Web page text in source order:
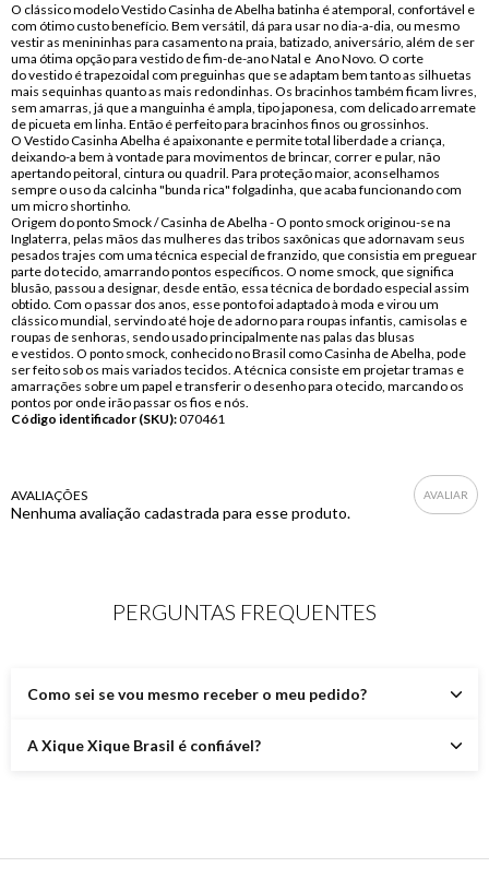
Código identificador (SKU):070461
O clássico modelo Vestido Casinha de Abelha batinha é atemporal, confortável e
com ótimo custo benefício. Bem versátil, dá para usar no dia-a-dia, ou mesmo
vestir as menininhas para casamento na praia, batizado, aniversário, além de ser
uma ótima opção para vestido de fim-de-ano Natal e Ano Novo. O corte
do vestido é trapezoidal com preguinhas que se adaptam bem tanto as silhuetas
mais sequinhas quanto as mais redondinhas. Os bracinhos também ficam livres,
sem amarras, já que a manguinha é ampla, tipo japonesa, com delicado arremate
de picueta em linha. Então é perfeito para bracinhos finos ou grossinhos.
O Vestido Casinha Abelha é apaixonante e permite total liberdade a criança,
deixando-a bem à vontade para movimentos de brincar, correr e pular, não
apertando peitoral, cintura ou quadril. Para proteção maior, aconselhamos
sempre o uso da calcinha "bunda rica" folgadinha, que acaba funcionando com
um micro shortinho.
Origem do ponto Smock / Casinha de Abelha - O ponto smock originou-se na
Inglaterra, pelas mãos das mulheres das tribos saxônicas que adornavam seus
pesados trajes com uma técnica especial de franzido, que consistia em preguear
parte do tecido, amarrando pontos específicos. O nome smock, que significa
blusão, passou a designar, desde então, essa técnica de bordado especial assim
obtido. Com o passar dos anos, esse ponto foi adaptado à moda e virou um
clássico mundial, servindo até hoje de adorno para roupas infantis, camisolas e
roupas de senhoras, sendo usado principalmente nas palas das blusas
e vestidos. O ponto smock, conhecido no Brasil como Casinha de Abelha, pode
ser feito sob os mais variados tecidos. A técnica consiste em projetar tramas e
amarrações sobre um papel e transferir o desenho para o tecido, marcando os
pontos por onde irão passar os fios e nós.
AVALIAÇÕES
Nenhuma avaliação cadastrada para esse produto.
PERGUNTAS FREQUENTES
Como sei se vou mesmo receber o meu pedido?
A Xique Xique Brasil é confiável?